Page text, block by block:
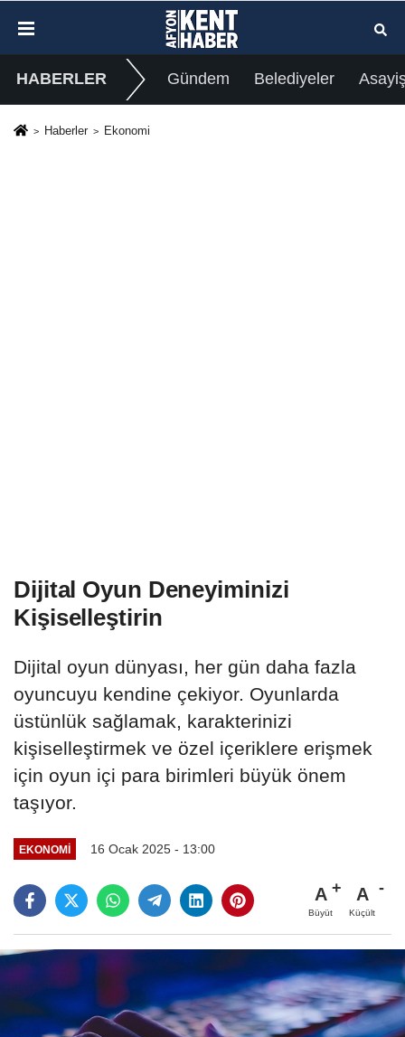
HABERLER Gündem Belediyeler
Haberler Ekonomi
Dijital Oyun Deneyiminizi
Kişiselleştirin
Dijital oyun dünyası, her gün daha fazla
oyuncuyu kendine çekiyor. Oyunlarda
üstünlük sağlamak, karakterinizi
kişiselleştirmek ve özel içeriklere erişmek
için oyun içi para birimleri büyük önem
taşıyor.
EKONOMI 16 Ocak 2025 - 13:00
A
Büyüt
A
Küçült